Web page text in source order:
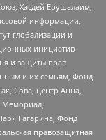
Хасдей Ерушалаим,
информации,
глобализации и
инициатив
и защиты прав
и их семьям, Фонд
Сова, центр Анна,
Мемориал,
Гагарина, Фонд
правозащитная